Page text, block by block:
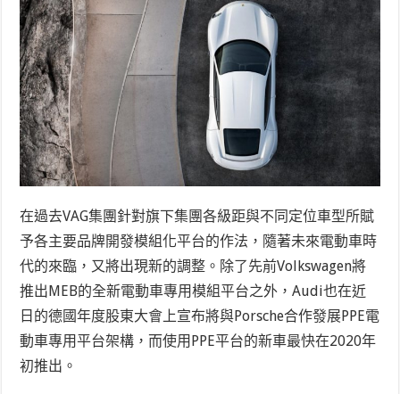
在過去VAG集團針對旗下集團各級距與不同定位車型所賦
予各主要品牌開發模組化平台的作法，隨著未來電動車時
代的來臨，又將出現新的調整。除了先前Volkswagen將
推出MEB的全新電動車專用模組平台之外，Audi也在近
日的德國年度股東大會上宣布將與Porsche合作發展PPE電
動車專用平台架構，而使用PPE平台的新車最快在2020年
初推出。